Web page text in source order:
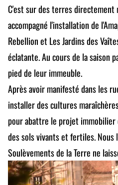
C'est sur des terres directement
accompagné l'installation de
Rebellion et Les Jardins des
éclatante. Au cours de la saison
pied de leur immeuble.
Après avoir manifesté dans les
installer des cultures
pour abattre le projet immobilier
des sols vivants et fertiles. Nous
Soulèvements de la Terre ne